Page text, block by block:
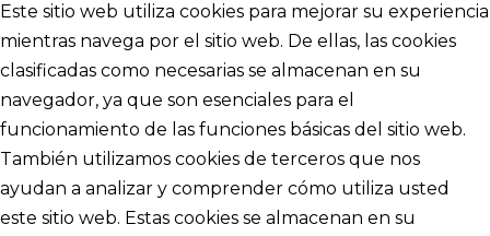
Este sitio web utiliza cookies para mejorar su experiencia
mientras navega por el sitio web. De ellas, las cookies
clasificadas como necesarias se almacenan en su
navegador, ya que son esenciales para el
funcionamiento de las funciones básicas del sitio web.
También utilizamos cookies de terceros que nos
ayudan a analizar y comprender cómo utiliza usted
este sitio web. Estas cookies se almacenan en su